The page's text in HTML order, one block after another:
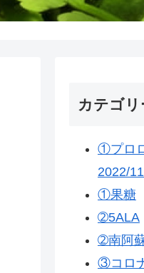
カテゴリ
①プロ
2022/
①果糖
➁5ALA
➁南阿
③コロ